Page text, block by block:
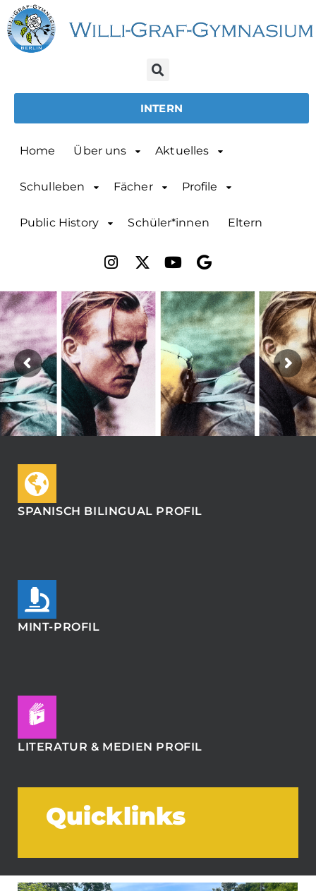
INTERN
Home Über uns Aktuelles
Schulleben Fächer Profile
Public History Schüler*innen Eltern
SPANISCH BILINGUAL PROFIL ​
MINT-PROFIL
LITERATUR & MEDIEN PROFIL
Quicklinks